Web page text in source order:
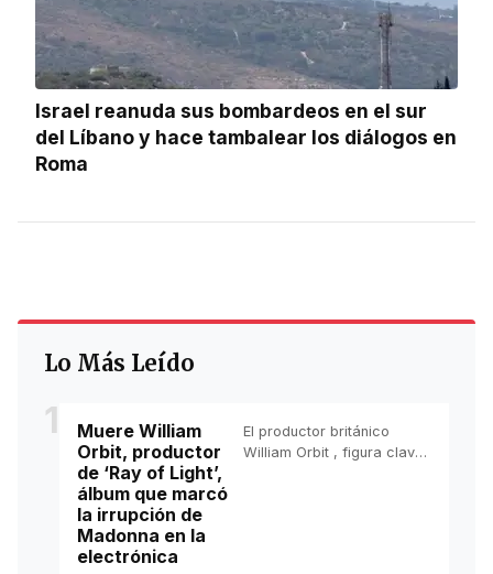
Israel reanuda sus bombardeos en el sur
del Líbano y hace tambalear los diálogos en
Roma
Lo Más Leído
1
Muere William
Orbit, productor
de ‘Ray of Light’,
álbum que marcó
la irrupción de
Madonna en la
electrónica
El productor británico
William Orbit , figura clave